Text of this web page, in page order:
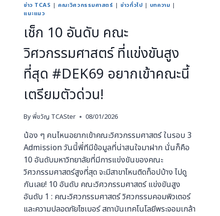
ข่าว TCAS | คณะวิศวกรรมศาสตร์ |ข่าวทั่วไป | บทความ |
แนะแนว
เช็ก 10 อันดับ คณะ
วิศวกรรมศาสตร์ ที่แข่งขันสูง
ที่สุด #DEK69 อยากเข้าคณะนี้
เตรียมตัวด่วน!
Byพี่ขวัญ TCASter 08/01/2026
น้อง ๆ คนไหนอยากเข้าคณะวิศวกรรมศาสตร์ ในรอบ 3
Admission วันนี้พี่ทีมีข้อมูลที่น่าสนใจมาฝาก นั่นก็คือ
10 อันดับมหาวิทยาลัยที่มีการแข่งขันของคณะ
วิศวกรรมศาสตร์สูงที่สุด จะมีสาขาไหนติดท็อปบ้าง ไปดู
กันเลย! 10 อันดับ คณะวิศวกรรมศาสตร์ แข่งขันสูง
อันดับ 1 : คณะวิศวกรรมศาสตร์ วิศวกรรมคอมพิวเตอร์
และความปลอดภัยไซเบอร์ สถาบันเทคโนโลยีพระจอมเกล้า